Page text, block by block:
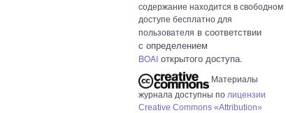
содержание находится в свободном
доступе бесплатно для
пользователя в соответствии
с определением
BOAI открытого доступа.
Материалы
журнала доступны по лицензии
Creative Commons «Attribution»